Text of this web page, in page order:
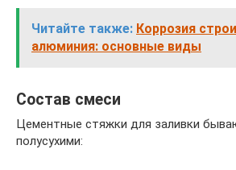
Читайте также: Коррозия
алюминия: основные виды
Состав смеси
Цементные стяжки для заливки
полусухими: